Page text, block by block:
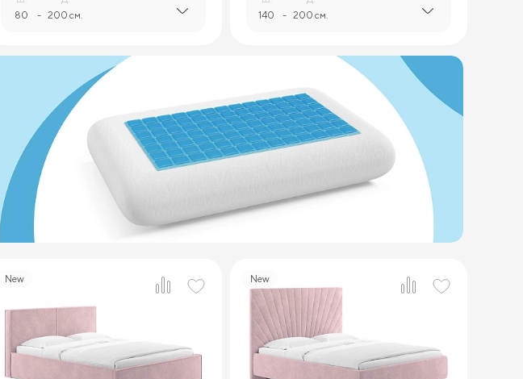
80 - 200 см. 140 - 200 см.
New
4
New
4